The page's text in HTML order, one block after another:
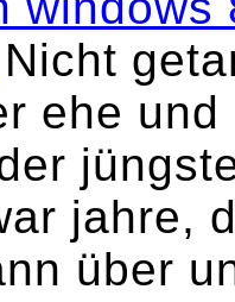
Nicht
ehe
jahre,
über